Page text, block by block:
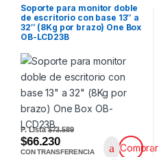
Soporte para monitor doble
de escritorio con base 13″ a
32″ (8Kg por brazo) One Box
OB-LCD23B
P. Lista$73.589
$66.230
CON TRANSFERENCIA Comprar